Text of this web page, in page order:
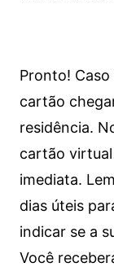
Pronto!
cartão
residência.
cartão
imediata.
dias úteis
indicar se a
Você